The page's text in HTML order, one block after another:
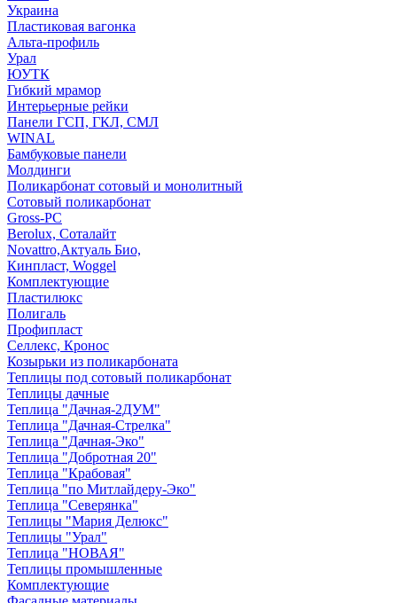
Украина
Пластиковая вагонка
Альта-профиль
Урал
ЮУТК
Гибкий мрамор
Интерьерные рейки
Панели ГСП, ГКЛ, СМЛ
WINAL
Бамбуковые панели
Молдинги
Поликарбонат сотовый и монолитный
Сотовый поликарбонат
Gross-PC
Berolux, Соталайт
Novattro,Актуаль Био,
Кинпласт, Woggel
Комплектующие
Пластилюкс
Полигаль
Профипласт
Селлекс, Кронос
Козырьки из поликарбоната
Теплицы под сотовый поликарбонат
Теплицы дачные
Теплица "Дачная-2ДУМ"
Теплица "Дачная-Стрелка"
Теплица "Дачная-Эко"
Теплица "Добротная 20"
Теплица "Крабовая"
Теплица "по Митлайдеру-Эко"
Теплица "Северянка"
Теплицы "Мария Делюкс"
Теплицы "Урал"
Теплица "НОВАЯ"
Теплицы промышленные
Комплектующие